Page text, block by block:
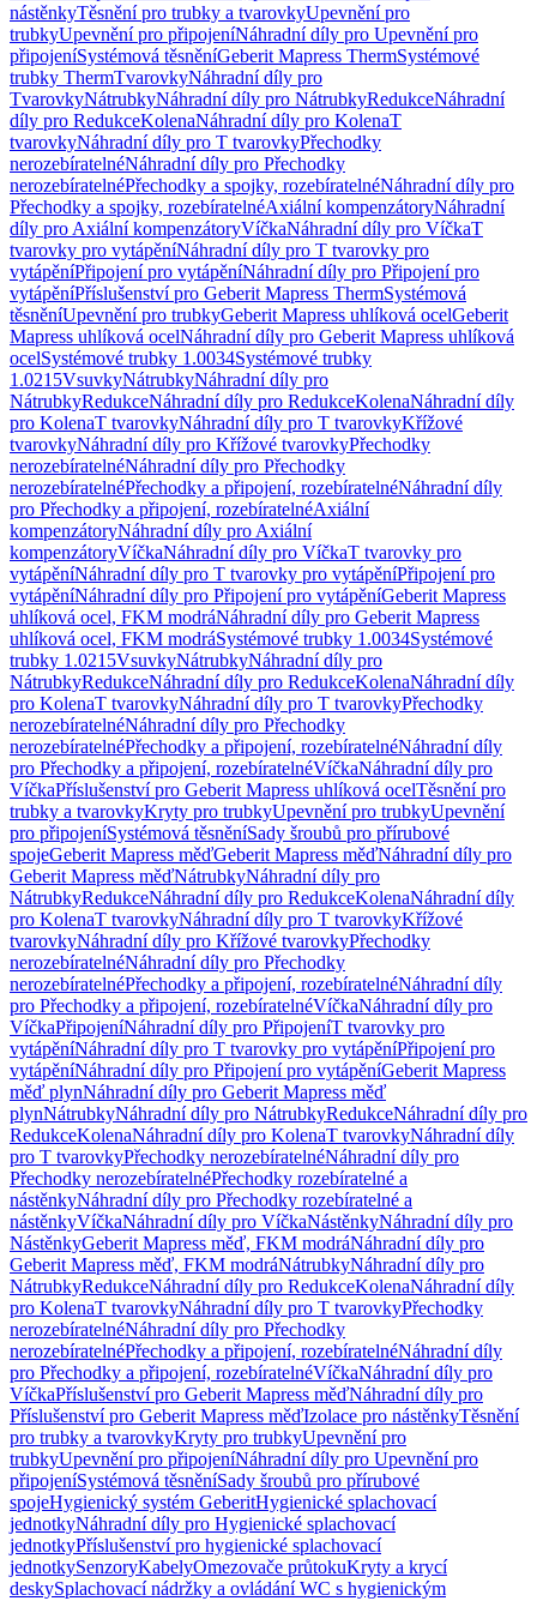
nástěnkyTěsnění pro trubky a tvarovkyUpevnění pro
trubkyUpevnění pro připojeníNáhradní díly pro Upevnění pro
připojeníSystémová těsněníGeberit Mapress ThermSystémové
trubky ThermTvarovkyNáhradní díly pro
TvarovkyNátrubkyNáhradní díly pro NátrubkyRedukceNáhradní
díly pro RedukceKolenaNáhradní díly pro KolenaT
tvarovkyNáhradní díly pro T tvarovkyPřechodky
nerozebíratelnéNáhradní díly pro Přechodky
nerozebíratelnéPřechodky a spojky, rozebíratelnéNáhradní díly pro
Přechodky a spojky, rozebíratelnéAxiální kompenzátoryNáhradní
díly pro Axiální kompenzátoryVíčkaNáhradní díly pro VíčkaT
tvarovky pro vytápěníNáhradní díly pro T tvarovky pro
vytápěníPřipojení pro vytápěníNáhradní díly pro Připojení pro
vytápěníPříslušenství pro Geberit Mapress ThermSystémová
těsněníUpevnění pro trubkyGeberit Mapress uhlíková ocelGeberit
Mapress uhlíková ocelNáhradní díly pro Geberit Mapress uhlíková
ocelSystémové trubky 1.0034Systémové trubky
1.0215VsuvkyNátrubkyNáhradní díly pro
NátrubkyRedukceNáhradní díly pro RedukceKolenaNáhradní díly
pro KolenaT tvarovkyNáhradní díly pro T tvarovkyKřížové
tvarovkyNáhradní díly pro Křížové tvarovkyPřechodky
nerozebíratelnéNáhradní díly pro Přechodky
nerozebíratelnéPřechodky a připojení, rozebíratelnéNáhradní díly
pro Přechodky a připojení, rozebíratelnéAxiální
kompenzátoryNáhradní díly pro Axiální
kompenzátoryVíčkaNáhradní díly pro VíčkaT tvarovky pro
vytápěníNáhradní díly pro T tvarovky pro vytápěníPřipojení pro
vytápěníNáhradní díly pro Připojení pro vytápěníGeberit Mapress
uhlíková ocel, FKM modráNáhradní díly pro Geberit Mapress
uhlíková ocel, FKM modráSystémové trubky 1.0034Systémové
trubky 1.0215VsuvkyNátrubkyNáhradní díly pro
NátrubkyRedukceNáhradní díly pro RedukceKolenaNáhradní díly
pro KolenaT tvarovkyNáhradní díly pro T tvarovkyPřechodky
nerozebíratelnéNáhradní díly pro Přechodky
nerozebíratelnéPřechodky a připojení, rozebíratelnéNáhradní díly
pro Přechodky a připojení, rozebíratelnéVíčkaNáhradní díly pro
VíčkaPříslušenství pro Geberit Mapress uhlíková ocelTěsnění pro
trubky a tvarovkyKryty pro trubkyUpevnění pro trubkyUpevnění
pro připojeníSystémová těsněníSady šroubů pro přírubové
spojeGeberit Mapress měďGeberit Mapress měďNáhradní díly pro
Geberit Mapress měďNátrubkyNáhradní díly pro
NátrubkyRedukceNáhradní díly pro RedukceKolenaNáhradní díly
pro KolenaT tvarovkyNáhradní díly pro T tvarovkyKřížové
tvarovkyNáhradní díly pro Křížové tvarovkyPřechodky
nerozebíratelnéNáhradní díly pro Přechodky
nerozebíratelnéPřechodky a připojení, rozebíratelnéNáhradní díly
pro Přechodky a připojení, rozebíratelnéVíčkaNáhradní díly pro
VíčkaPřipojeníNáhradní díly pro PřipojeníT tvarovky pro
vytápěníNáhradní díly pro T tvarovky pro vytápěníPřipojení pro
vytápěníNáhradní díly pro Připojení pro vytápěníGeberit Mapress
měď plynNáhradní díly pro Geberit Mapress měď
plynNátrubkyNáhradní díly pro NátrubkyRedukceNáhradní díly pro
RedukceKolenaNáhradní díly pro KolenaT tvarovkyNáhradní díly
pro T tvarovkyPřechodky nerozebíratelnéNáhradní díly pro
Přechodky nerozebíratelnéPřechodky rozebíratelné a
nástěnkyNáhradní díly pro Přechodky rozebíratelné a
nástěnkyVíčkaNáhradní díly pro VíčkaNástěnkyNáhradní díly pro
NástěnkyGeberit Mapress měď, FKM modráNáhradní díly pro
Geberit Mapress měď, FKM modráNátrubkyNáhradní díly pro
NátrubkyRedukceNáhradní díly pro RedukceKolenaNáhradní díly
pro KolenaT tvarovkyNáhradní díly pro T tvarovkyPřechodky
nerozebíratelnéNáhradní díly pro Přechodky
nerozebíratelnéPřechodky a připojení, rozebíratelnéNáhradní díly
pro Přechodky a připojení, rozebíratelnéVíčkaNáhradní díly pro
VíčkaPříslušenství pro Geberit Mapress měďNáhradní díly pro
Příslušenství pro Geberit Mapress měďIzolace pro nástěnkyTěsnění
pro trubky a tvarovkyKryty pro trubkyUpevnění pro
trubkyUpevnění pro připojeníNáhradní díly pro Upevnění pro
připojeníSystémová těsněníSady šroubů pro přírubové
spojeHygienický systém GeberitHygienické splachovací
jednotkyNáhradní díly pro Hygienické splachovací
jednotkyPříslušenství pro hygienické splachovací
jednotkySenzoryKabelyOmezovače průtokuKryty a krycí
deskySplachovací nádržky a ovládání WC s hygienickým